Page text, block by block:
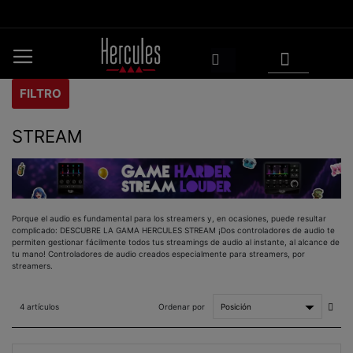
al
STREAM
Porque el audio es fundamental para los streamers y, en ocasiones, puede resultar
complicado: DESCUBRE LA GAMA HERCULES STREAM ¡Dos controladores de audio te
permiten gestionar fácilmente todos tus streamings de audio al instante, al alcance de
tu mano! Controladores de audio creados especialmente para streamers, por
streamers.
4 artículos Ordenar por
FILTRO